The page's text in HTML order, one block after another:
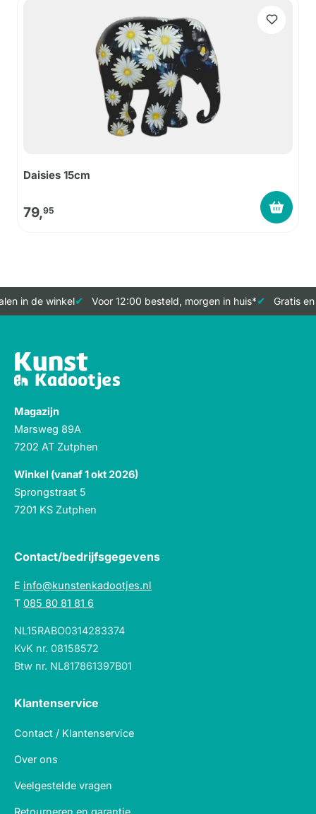
Daisies 15cm
79,95
in de winkel Voor 12:00 besteld, morgen in huis* Gratis en
Magazijn
Marsweg 89A
7202 AT Zutphen
Winkel (vanaf 1 okt 2026)
Sprongstraat 5
7201 KS Zutphen
Contact/bedrijfsgegevens
E info@kunstenkadootjes.nl
T 085 80 81 81 6
NL15RABO0314283374
KvK nr. 08158572
Btw nr. NL817861397B01
Klantenservice
Contact / Klantenservice
Over ons
Veelgestelde vragen
Retourneren en garantie